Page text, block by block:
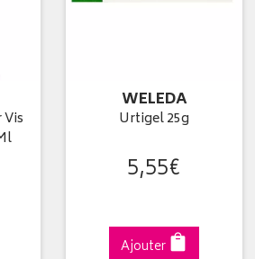
WELEDA
Urtigel 25g
5,55€
Ajouter